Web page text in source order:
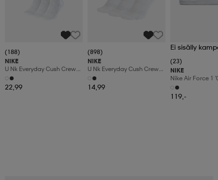
(188)
NIKE
U Nk Everyday Cush Crew
6pr-Bd
22,99
(898)
NIKE
U Nk Everyday Cush Crew
3pr
14,99
Ei sisälly
(23)
NIKE
Nike Air Force 1
Shoes
119,-